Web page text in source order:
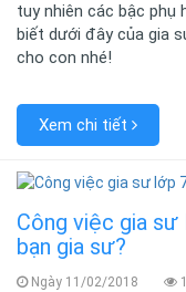
tuy nhiên các bậc phụ
biết dưới đây của gia
cho con nhé!
Xem chi tiết
Công việc gia
bạn gia sư?
Ngày 11/02/2018